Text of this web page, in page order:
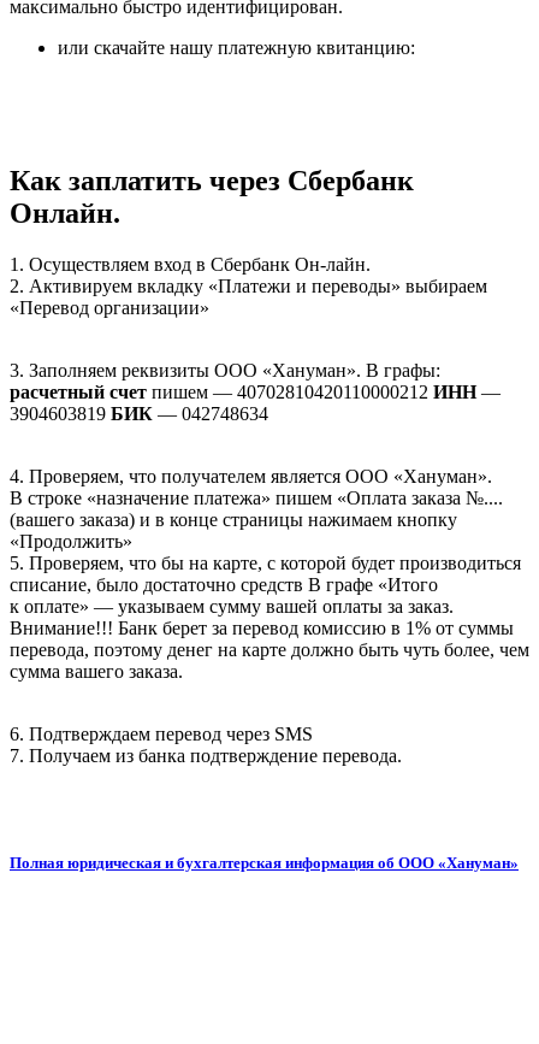
максимально быстро идентифицирован.
или скачайте нашу платежную квитанцию:
Как заплатить через Сбербанк
Онлайн.
1. Осуществляем вход в Сбербанк Он-лайн.
2. Активируем вкладку «Платежи и переводы» выбираем
«Перевод организации»
3. Заполняем реквизиты ООО «Хануман». В графы:
расчетный счет пишем — 40702810420110000212 ИНН—
3904603819 БИК — 042748634
4. Проверяем, что получателем является ООО «Хануман».
В строке «назначение платежа» пишем «Оплата заказа №....
(вашего заказа) и в конце страницы нажимаем кнопку
«Продолжить»
5. Проверяем, что бы на карте, с которой будет производиться
списание, было достаточно средств В графе «Итого
к оплате» — указываем сумму вашей оплаты за заказ.
Внимание!!! Банк берет за перевод комиссию в 1% от суммы
перевода, поэтому денег на карте должно быть чуть более, чем
сумма вашего заказа.
6. Подтверждаем перевод через SMS
7. Получаем из банка подтверждение перевода.
Полная юридическая и бухгалтерская информация об ООО «Хануман»